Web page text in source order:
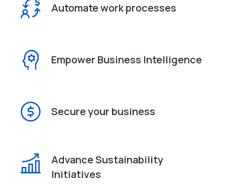
Automate work processes
Empower Business Intelligence
Secure your business
Advance Sustainability
Initiatives